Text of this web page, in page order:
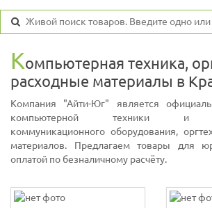
Компьютерная техника,
расходные материалы в
Компания "Айти-Юг" является
компьютерной техники и
коммуникационного оборудования,
материалов. Предлагаем товары для
оплатой по безналичному расчёту.